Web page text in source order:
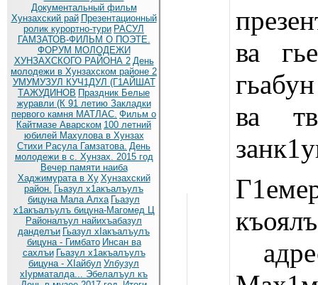
Документальный фильм
Хунзахский рай Презентационный
ролик курортно-тури РАСУЛ
ГАМЗАТОВ-ФИЛЬМ О ПОЭТЕ.
ФОРУМ МОЛОДЕЖИ
ХУНЗАХСКОГО РАЙОНА 2 День
молодежи в Хунзахском районе 2
УМУМУЗУЛ КУЧ1ДУЛ (Г1АЙШАТ
ТАЖУДИНОВ Праздник Белые
журавли (К 91 летию Закладки
первого камня МАТЛАС. Фильм о
Кайтмазе Аварском 100 летний
юбилей Махулова в Хунзах
Стихи Расула Гамзатова. День
молодежи в с. Хунзах. 2015 год
Вечер памяти наиба
Хаджимурата в Ху Хунзахский
район. Гьазул х1акъалъулъ
бицуна Мала Алха Гьазул
х1акъалъулъ бицуна-Магомед Ц
Районалъул найихъабазул
данделъи Гьазул хIакъалъулъ
бицуна - Гимбато Инсан ва
сахлъи Гьазул х1акъалъулъ
бицуна - ХIайбул Улбузул
хIурматалда... Эбелалъул къ
ва
ва